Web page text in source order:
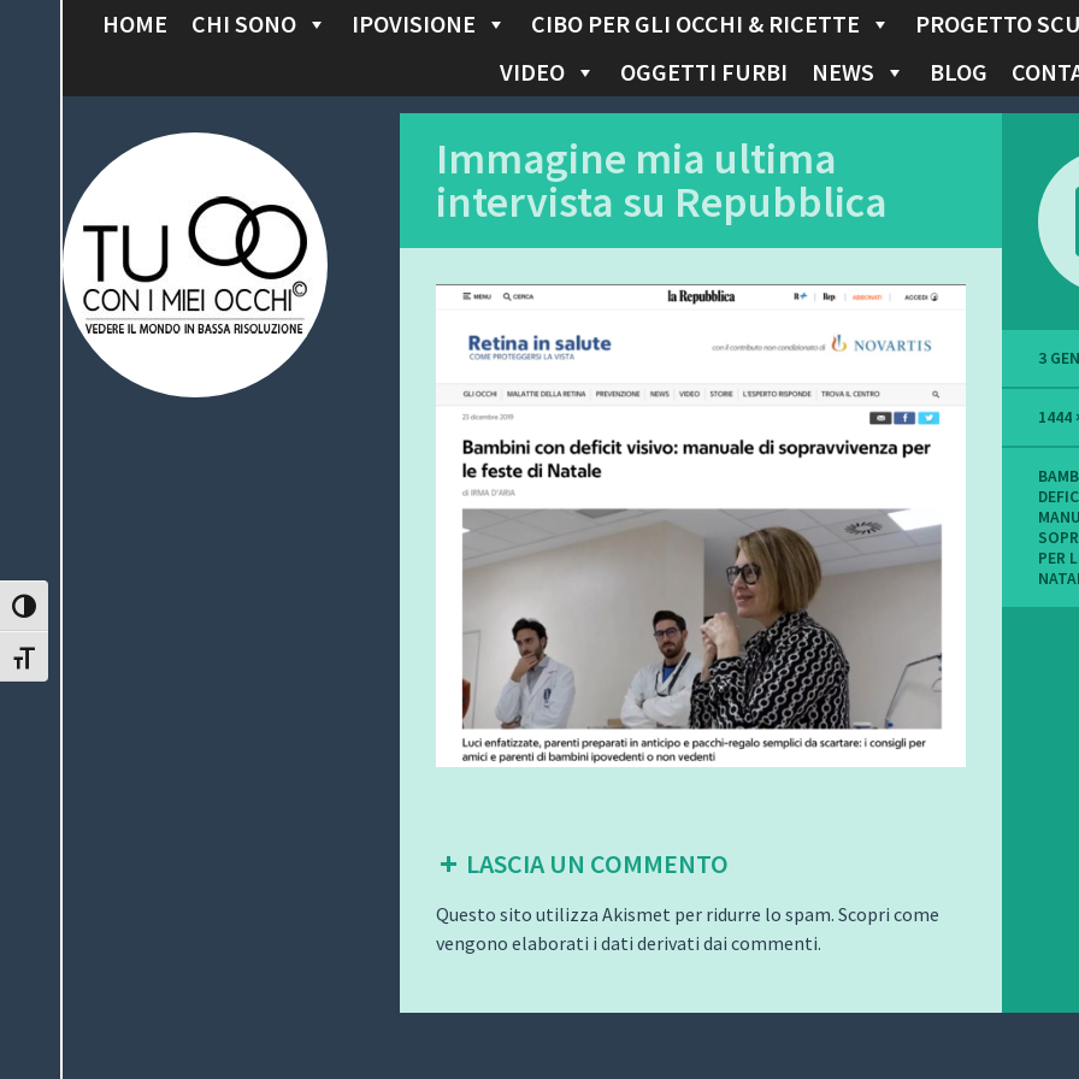
ATTIVA/DISATTIVA ALTO CONTRASTO
ATTIVA/DISATTIVA DIMENSIONE TESTO
I
C
O
N
T
HOME CHI SONO IPOVISIONE CIBO PER GLI OCCHI & RICETTE PROGETTO
VIDEO
OGGETTI FURBI NEWS BLOG
Tu con i miei
occhi
Immagine mia ultima
intervista su Repubblica
LASCIA UN COMMENTO
Questo sito utilizza Akismet per ridurre lo spam. Scopri come
vengono elaborati i dati derivati dai commenti.
3
1444
PER